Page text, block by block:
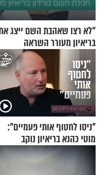
"לא רצו שאהבת השם ייצג
בריאיון מעורר השראה
"ניסו לחטוף אותי פעמיים":
מוטי כהנא בריאיון נוקב